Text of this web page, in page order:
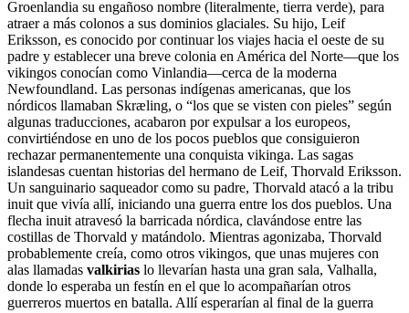
Groenlandia su engañoso nombre (literalmente, tierra verde), para
atraer a más colonos a sus dominios glaciales. Su hijo, Leif
Eriksson, es conocido por continuar los viajes hacia el oeste de su
padre y establecer una breve colonia en América del Norte—que los
vikingos conocían como Vinlandia—cerca de la moderna
Newfoundland. Las personas indígenas americanas, que los
nórdicos llamaban Skræling, o “los que se visten con pieles” según
algunas traducciones, acabaron por expulsar a los europeos,
convirtiéndose en uno de los pocos pueblos que consiguieron
rechazar permanentemente una conquista vikinga. Las sagas
islandesas cuentan historias del hermano de Leif, Thorvald Eriksson.
Un sanguinario saqueador como su padre, Thorvald atacó a la tribu
inuit que vivía allí, iniciando una guerra entre los dos pueblos. Una
flecha inuit atravesó la barricada nórdica, clavándose entre las
costillas de Thorvald y matándolo. Mientras agonizaba, Thorvald
probablemente creía, como otros vikingos, que unas mujeres con
alas llamadas valkirias lo llevarían hasta una gran sala, Valhalla,
donde lo esperaba un festín en el que lo acompañarían otros
guerreros muertos en batalla. Allí esperarían al final de la guerra